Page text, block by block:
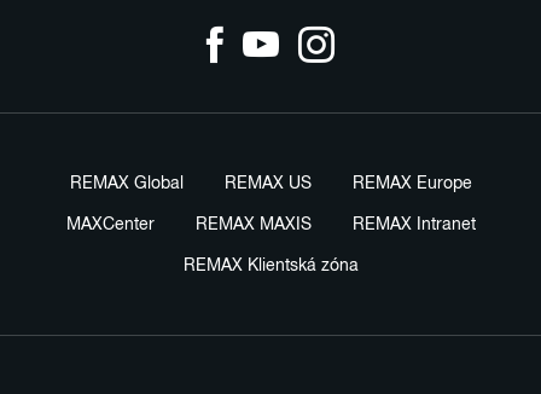
REMAX Global REMAX US REMAX Europe
MAXCenter REMAX MAXIS REMAX Intranet
REMAX Klientská zóna